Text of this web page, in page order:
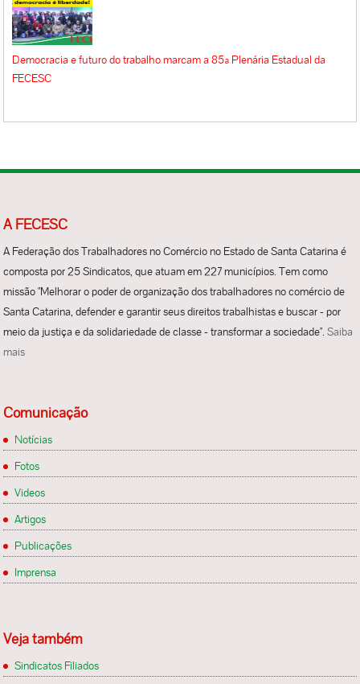
Democracia e futuro do trabalho marcam a 85ª Plenária Estadual da
FECESC
A FECESC
A Federação dos Trabalhadores no Comércio no Estado de Santa Catarina é
composta por 25 Sindicatos, que atuam em 227 municípios. Tem como
missão "Melhorar o poder de organização dos trabalhadores no comércio de
Santa Catarina, defender e garantir seus direitos trabalhistas e buscar - por
meio da justiça e da solidariedade de classe - transformar a sociedade".Saiba
mais
Comunicação
Notícias
Fotos
Videos
Artigos
Publicações
Imprensa
Veja também
Sindicatos Filiados